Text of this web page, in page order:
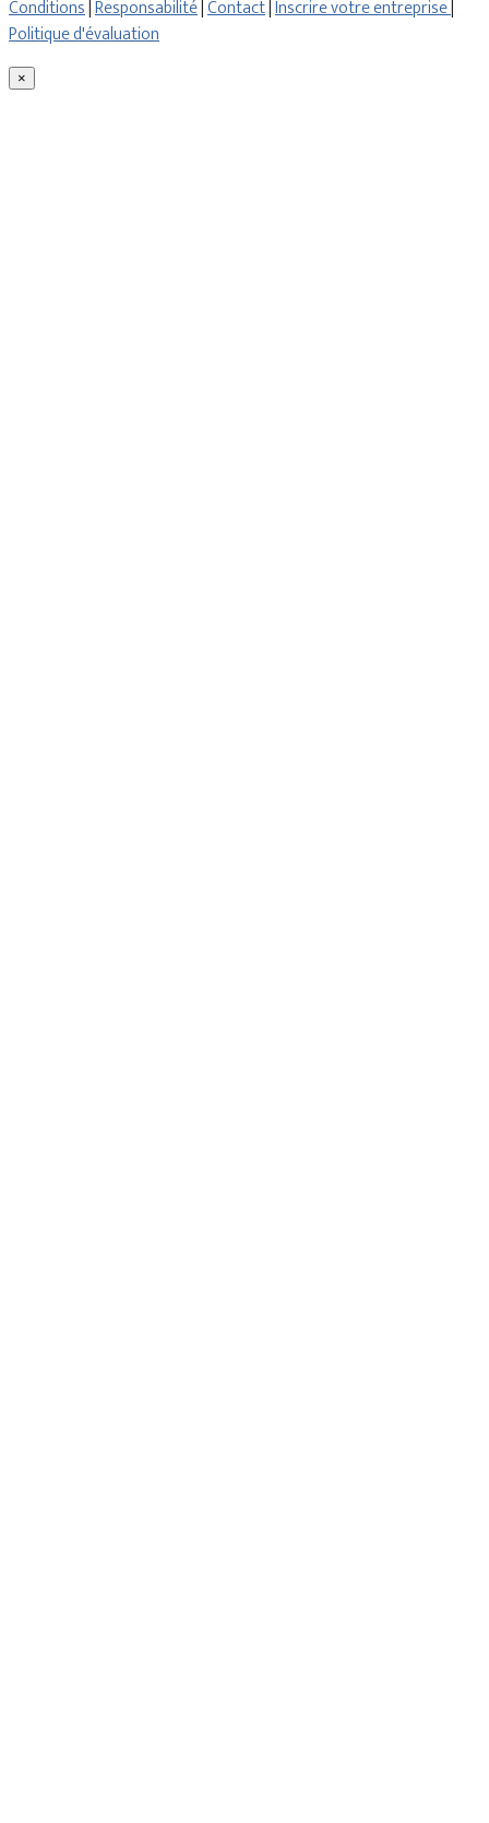
Conditions|Responsabilité|Contact|Inscrire votre entreprise|
Politique d'évaluation
×